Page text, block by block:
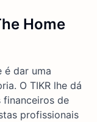
Home
é dar uma
O TIKR lhe dá
financeiros de
profissionais